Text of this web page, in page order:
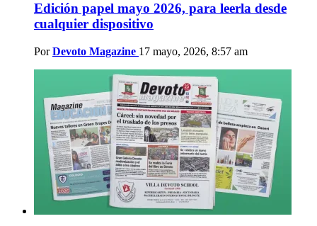
Edición papel mayo 2026, para leerla desde
cualquier dispositivo
Por Devoto Magazine 17 mayo, 2026, 8:57 am